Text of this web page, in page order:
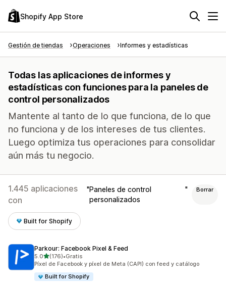
Shopify App Store
Gestión de tiendas Operaciones Informes y estadísticas
Todas las aplicaciones de informes y
estadísticas con funciones para la paneles de
control personalizados
Mantente al tanto de lo que funciona, de lo que
no funciona y de los intereses de tus clientes.
Luego optimiza tus operaciones para consolidar
aún más tu negocio.
1.445 aplicaciones
con
Paneles de control
personalizados
Borrar
Built for Shopify
Parkour: Facebook Pixel & Feed
5.0de 5 estrellas
(176)
176 reseñas en total
•Gratis
Píxel de Facebook y píxel de Meta (CAPI) con feed y catálogo
Built for Shopify